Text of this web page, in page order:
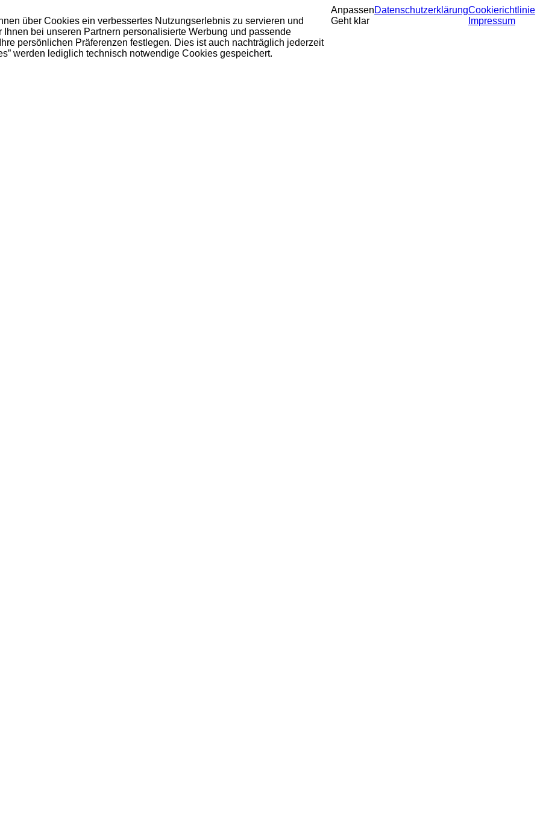
über Cookies ein verbessertes Nutzungserlebnis zu servieren und
bei unseren Partnern personalisierte Werbung und passende
persönlichen Präferenzen festlegen. Dies ist auch nachträglich jederzeit
werden lediglich technisch notwendige Cookies gespeichert.
Anpassen
Geht klar
DatenschutzerklärungCookierichtlinie
Impressum